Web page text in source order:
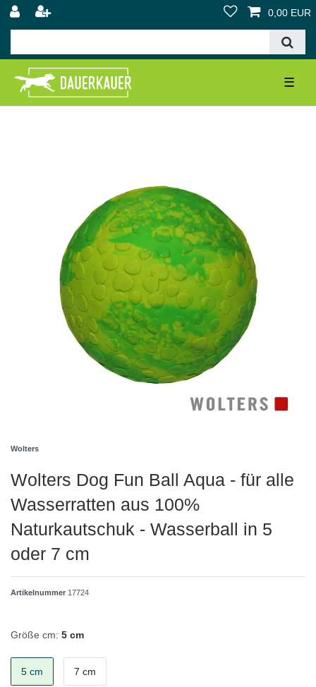
0,00 EUR
☰
Wolters
Wolters Dog Fun Ball Aqua - für alle
Wasserratten aus 100%
Naturkautschuk - Wasserball in 5
oder 7 cm
Artikelnummer 17724
Größe cm: 5 cm
5 cm 7 cm